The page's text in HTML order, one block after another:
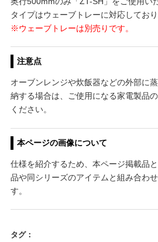
タイプはウェーブトレーに対応しており
※ウェーブトレーは別売りです。
注意点
オーブンレンジや炊飯器などの外部に
納する場合は、ご使用になる家電製品
ください。
本ページの画像について
仕様を紹介するため、本ページ掲載品
品や同シリーズのアイテムと組み合わ
す。
タグ：